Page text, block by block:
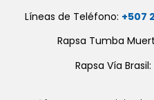
Líneas de Teléfono: +507
Rapsa Tumba
Rapsa Vía